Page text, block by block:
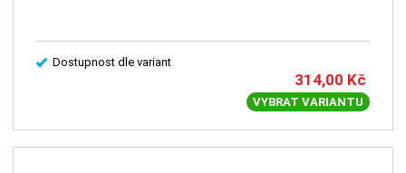
Dostupnost dle variant
314,00 Kč
VYBRAT VARIANTU